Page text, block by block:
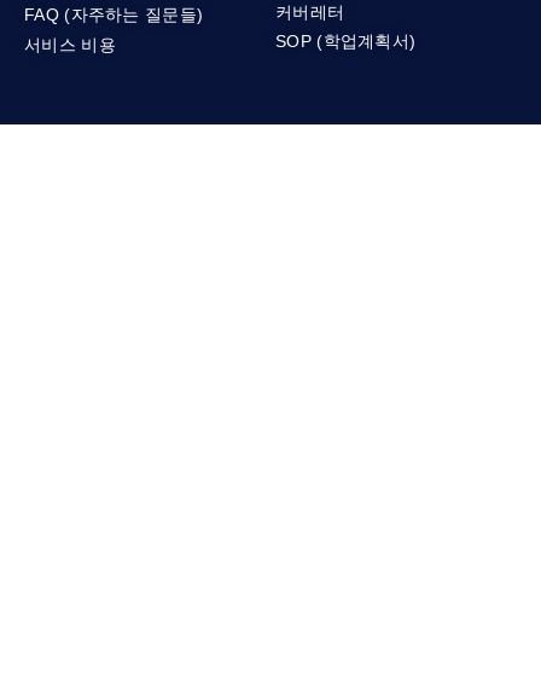
FAQ (자주하는 질문들)
서비스 비용
커버레터
SOP (학업계획서)